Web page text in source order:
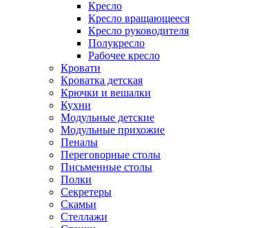
Кресло
Кресло вращающееся
Кресло руководителя
Полукресло
Рабочее кресло
Кровати
Кроватка детская
Крючки и вешалки
Кухни
Модульные детские
Модульные прихожие
Пеналы
Переговорные столы
Письменные столы
Полки
Секретеры
Скамьи
Стеллажи